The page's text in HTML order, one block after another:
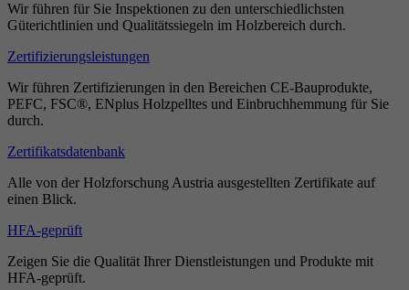
Wir führen für Sie Inspektionen zu den unterschiedlichsten
Güterichtlinien und Qualitätssiegeln im Holzbereich durch.
Zertifizierungsleistungen
Wir führen Zertifizierungen in den Bereichen CE-Bauprodukte,
PEFC, FSC®, ENplus Holzpelltes und Einbruchhemmung für Sie
durch.
Zertifikatsdatenbank
Alle von der Holzforschung Austria ausgestellten Zertifikate auf
einen Blick.
HFA-geprüft
Zeigen Sie die Qualität Ihrer Dienstleistungen und Produkte mit
HFA-geprüft.